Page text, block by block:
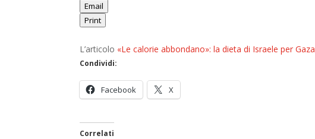
Email
Print
L’articolo «Le calorie abbondano»: la dieta di Israele per Gaza
Condividi:
Facebook X
Correlati